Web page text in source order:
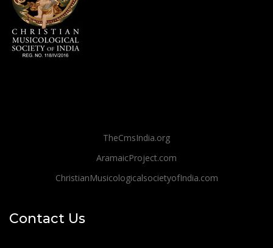
TheCmsIndia.org
AramaicProject.com
ChristianMusicologicalsocietyofIndia.com
Contact Us